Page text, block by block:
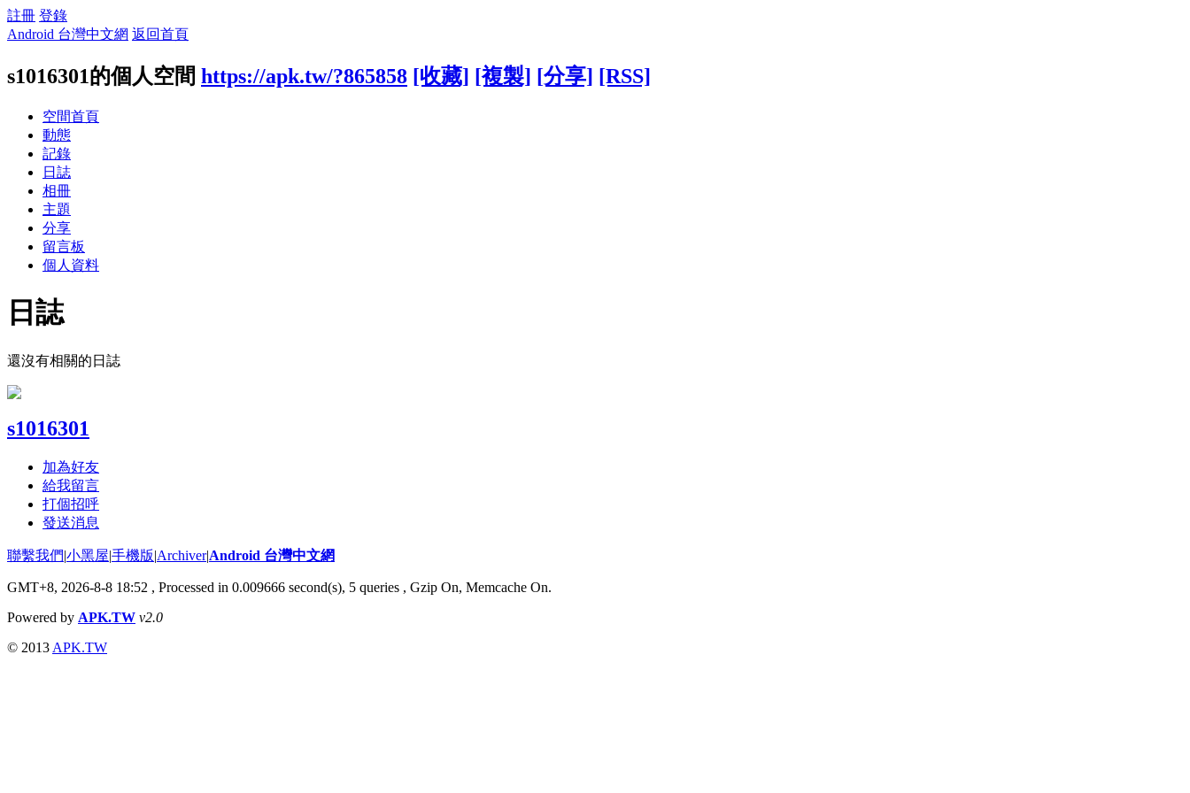
註冊 登錄
Android 台灣中文網 返回首頁
s1016301的個人空間 https://apk.tw/?865858 [收藏] [複製] [分享] [RSS]
空間首頁
動態
記錄
日誌
相冊
主題
分享
留言板
個人資料
日誌
還沒有相關的日誌
s1016301
加為好友
給我留言
打個招呼
發送消息
聯繫我們|小黑屋|手機版|Archiver|Android 台灣中文網
GMT+8, 2026-8-8 18:52 , Processed in 0.009666 second(s), 5 queries , Gzip On, Memcache On.
Powered by APK.TW v2.0
© 2013 APK.TW